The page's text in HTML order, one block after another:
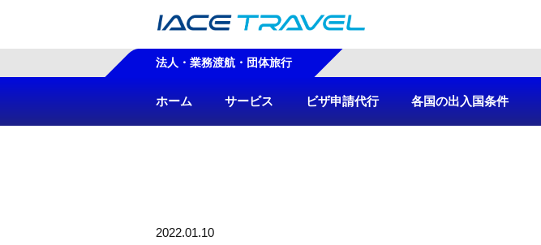
法人・業務渡航・団体旅行
ホーム サービス ビザ申請代行 各国の出入国条件
2022.01.10